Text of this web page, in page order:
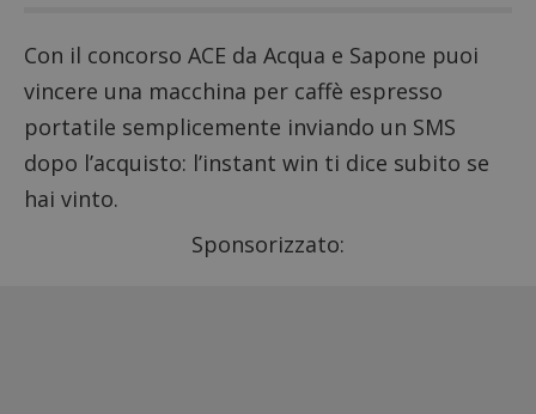
Con il concorso ACE da Acqua e Sapone puoi
vincere una macchina per caffè espresso
portatile semplicemente inviando un SMS
dopo l’acquisto: l’instant win ti dice subito se
hai vinto.
Sponsorizzato: